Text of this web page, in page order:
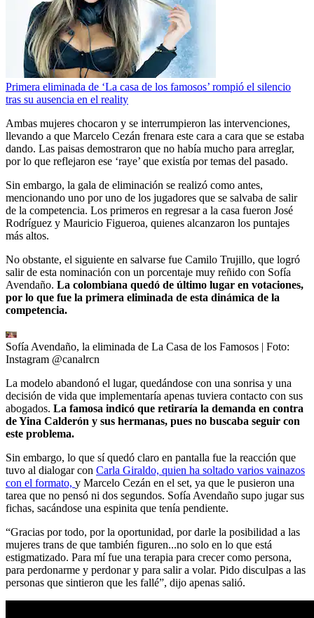
Primera eliminada de ‘La casa de los famosos’ rompió el silencio
tras su ausencia en el reality
Ambas mujeres chocaron y se interrumpieron las intervenciones,
llevando a que Marcelo Cezán frenara este cara a cara que se estaba
dando. Las paisas demostraron que no había mucho para arreglar,
por lo que reflejaron ese ‘raye’ que existía por temas del pasado.
Sin embargo, la gala de eliminación se realizó como antes,
mencionando uno por uno de los jugadores que se salvaba de salir
de la competencia. Los primeros en regresar a la casa fueron José
Rodríguez y Mauricio Figueroa, quienes alcanzaron los puntajes
más altos.
No obstante, el siguiente en salvarse fue Camilo Trujillo, que logró
salir de esta nominación con un porcentaje muy reñido con Sofía
Avendaño. La colombiana quedó de último lugar en votaciones,
por lo que fue la primera eliminada de esta dinámica de la
competencia.
Sofía Avendaño, la eliminada de La Casa de los Famosos | Foto:
Instagram @canalrcn
La modelo abandonó el lugar, quedándose con una sonrisa y una
decisión de vida que implementaría apenas tuviera contacto con sus
abogados. La famosa indicó que retiraría la demanda en contra
de Yina Calderón y sus hermanas, pues no buscaba seguir con
este problema.
Sin embargo, lo que sí quedó claro en pantalla fue la reacción que
tuvo al dialogar con Carla Giraldo, quien ha soltado varios vainazos
con el formato, y Marcelo Cezán en el set, ya que le pusieron una
tarea que no pensó ni dos segundos. Sofía Avendaño supo jugar sus
fichas, sacándose una espinita que tenía pendiente.
“Gracias por todo, por la oportunidad, por darle la posibilidad a las
mujeres trans de que también figuren...no solo en lo que está
estigmatizado. Para mí fue una terapia para crecer como persona,
para perdonarme y perdonar y para salir a volar. Pido disculpas a las
personas que sintieron que les fallé”, dijo apenas salió.